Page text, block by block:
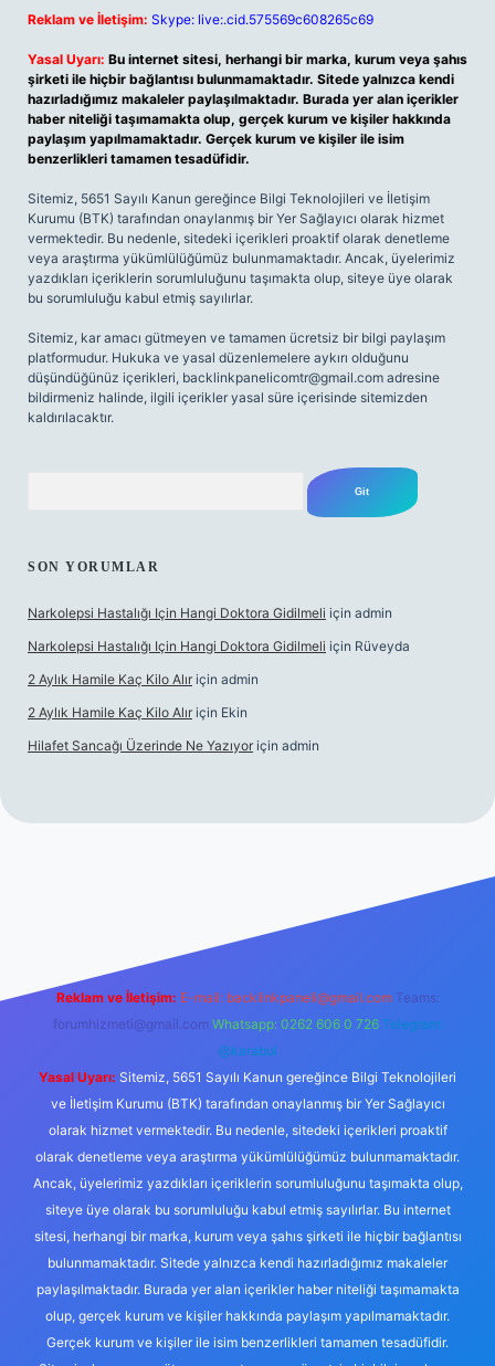
Reklam ve İletişim: Skype: live:.cid.575569c608265c69
Yasal Uyarı: Bu internet sitesi, herhangi bir marka, kurum veya şahıs
şirketi ile hiçbir bağlantısı bulunmamaktadır. Sitede yalnızca kendi
hazırladığımız makaleler paylaşılmaktadır. Burada yer alan içerikler
haber niteliği taşımamakta olup, gerçek kurum ve kişiler hakkında
paylaşım yapılmamaktadır. Gerçek kurum ve kişiler ile isim
benzerlikleri tamamen tesadüfidir.
Sitemiz, 5651 Sayılı Kanun gereğince Bilgi Teknolojileri ve İletişim
Kurumu (BTK) tarafından onaylanmış bir Yer Sağlayıcı olarak hizmet
vermektedir. Bu nedenle, sitedeki içerikleri proaktif olarak denetleme
veya araştırma yükümlülüğümüz bulunmamaktadır. Ancak, üyelerimiz
yazdıkları içeriklerin sorumluluğunu taşımakta olup, siteye üye olarak
bu sorumluluğu kabul etmiş sayılırlar.
Sitemiz, kar amacı gütmeyen ve tamamen ücretsiz bir bilgi paylaşım
platformudur. Hukuka ve yasal düzenlemelere aykırı olduğunu
düşündüğünüz içerikleri, backlinkpanelicomtr@gmail.com adresine
bildirmeniz halinde, ilgili içerikler yasal süre içerisinde sitemizden
kaldırılacaktır.
SON YORUMLAR
Narkolepsi Hastalığı Için Hangi Doktora Gidilmeli için admin
Narkolepsi Hastalığı Için Hangi Doktora Gidilmeli için Rüveyda
2 Aylık Hamile Kaç Kilo Alır için admin
2 Aylık Hamile Kaç Kilo Alır için Ekin
Hilafet Sancağı Üzerinde Ne Yazıyor için admin
Reklam ve İletişim: E-mail: backlinkpaneli@gmail.com Teams:
forumhizmeti@gmail.com Whatsapp: 0262 606 0 726 Telegram:
@karabul
Yasal Uyarı: Sitemiz, 5651 Sayılı Kanun gereğince Bilgi Teknolojileri
ve İletişim Kurumu (BTK) tarafından onaylanmış bir Yer Sağlayıcı
olarak hizmet vermektedir. Bu nedenle, sitedeki içerikleri proaktif
olarak denetleme veya araştırma yükümlülüğümüz bulunmamaktadır.
Ancak, üyelerimiz yazdıkları içeriklerin sorumluluğunu taşımakta olup,
siteye üye olarak bu sorumluluğu kabul etmiş sayılırlar. Bu internet
sitesi, herhangi bir marka, kurum veya şahıs şirketi ile hiçbir bağlantısı
bulunmamaktadır. Sitede yalnızca kendi hazırladığımız makaleler
paylaşılmaktadır. Burada yer alan içerikler haber niteliği taşımamakta
olup, gerçek kurum ve kişiler hakkında paylaşım yapılmamaktadır.
Gerçek kurum ve kişiler ile isim benzerlikleri tamamen tesadüfidir.